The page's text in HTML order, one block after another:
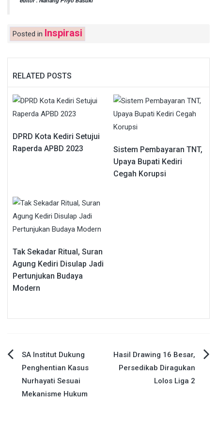
Posted in Inspirasi
RELATED POSTS
DPRD Kota Kediri Setujui
Raperda APBD 2023
Sistem Pembayaran TNT,
Upaya Bupati Kediri
Cegah Korupsi
Tak Sekadar Ritual, Suran
Agung Kediri Disulap Jadi
Pertunjukan Budaya
Modern
Navigasi
pos
SA Institut Dukung
Penghentian Kasus
Nurhayati Sesuai
Mekanisme Hukum
Hasil Drawing 16 Besar,
Persedikab Diragukan
Lolos Liga 2